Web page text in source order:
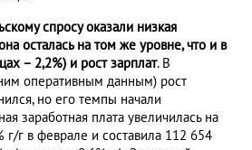
спросу оказали низкая
осталась на том же уровне, что и в
– 2,2%) и рост зарплат. В
оперативным данным) рост
но его темпы начали
заработная плата увеличилась на
г/г в феврале и составила 112 654